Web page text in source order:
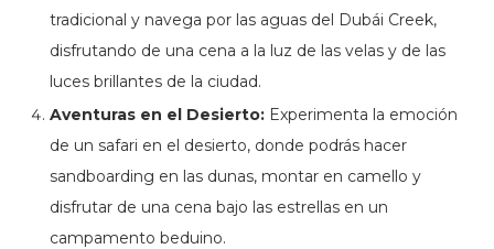
tradicional y navega por las aguas del Dubái Creek,
disfrutando de una cena a la luz de las velas y de las
luces brillantes de la ciudad.
Aventuras en el Desierto: Experimenta la emoción
de un safari en el desierto, donde podrás hacer
sandboarding en las dunas, montar en camello y
disfrutar de una cena bajo las estrellas en un
campamento beduino.